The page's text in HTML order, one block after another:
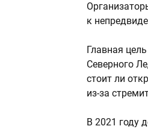
к
Главная
Северного
стоит ли
из-за
В 2021 году